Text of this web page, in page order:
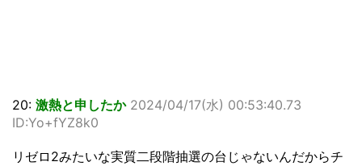
20: 激熱と申したか 2024/04/17(水) 00:53:40.73
ID:Yo+fYZ8k0
リゼロ2みたいな実質二段階抽選の台じゃないんだからチ